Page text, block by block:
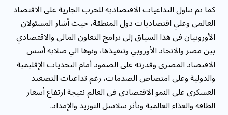
كما تم تناول التداعيات الاقتصادية للحرب الجارية على الاقتصاد
العالمى وعلي اقتصاديات دول المنطقة، حيث أشار المسئولان
الأوروبيان فى هذا السياق إلى برامج التعاون المالي والاقتصادي
بين مصر والاتحاد الأوروبي وتنفيذها، ونوها الي صلابة أسس
الاقتصاد المصرى وقدرته على الصمود أمام التحديات الإقليمية
والدولية وعلى امتصاص الصدمات، رغم تداعيات التصعيد
العسكري على النمو الاقتصادى في العالم نتيجة ارتفاع أسعار
الطاقة والغذاء العالمية وتأثر سلاسل التوريد والإمداد.